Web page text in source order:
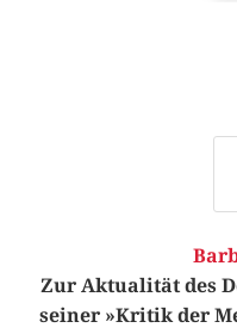
Zur Aktualität des
seiner »Kritik der